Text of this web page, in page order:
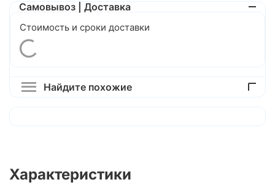
Самовывоз | Доставка
Стоимость и сроки доставки
Найдите похожие
Характеристики